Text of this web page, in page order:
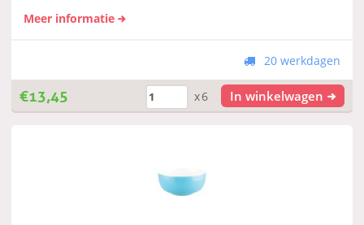
Meer informatie
20 werkdagen
€13,45 x6 In winkelwagen